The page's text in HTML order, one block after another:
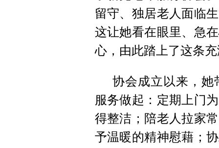
留守、独居老人面临
这让她看在眼里、急
心，由此踏上了这条
协会成立以来，她
服务做起：定期上门
得整洁；陪老人拉家
予温暖的精神慰藉；